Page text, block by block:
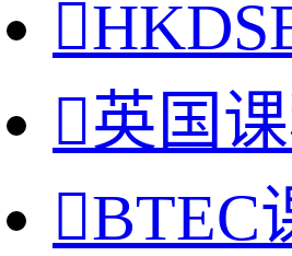

英国
BTEC